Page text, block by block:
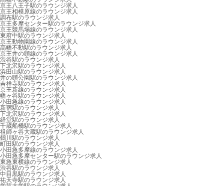
京王八王子駅のラウンジ求人
京王相模原線のラウンジ求人
調布駅のラウンジ求人
京王多摩センター駅のラウンジ求人
京王競馬場線のラウンジ求人
東府中駅のラウンジ求人
京王動物園線のラウンジ求人
高幡不動駅のラウンジ求人
京王井の頭線のラウンジ求人
渋谷駅のラウンジ求人
下北沢駅のラウンジ求人
浜田山駅のラウンジ求人
井の頭公園駅のラウンジ求人
吉祥寺駅のラウンジ求人
京王新線のラウンジ求人
幡ヶ谷駅のラウンジ求人
小田急線のラウンジ求人
新宿駅のラウンジ求人
下北沢駅のラウンジ求人
経堂駅のラウンジ求人
千歳船橋駅のラウンジ求人
祖師ヶ谷大蔵駅のラウンジ求人
鶴川駅のラウンジ求人
町田駅のラウンジ求人
小田急多摩線のラウンジ求人
小田急多摩センター駅のラウンジ求人
東急東横線のラウンジ求人
渋谷駅のラウンジ求人
中目黒駅のラウンジ求人
祐天寺駅のラウンジ求人